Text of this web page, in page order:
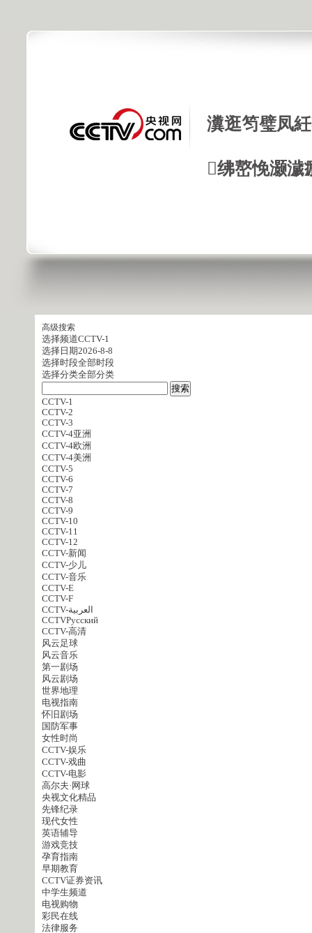
瀵逛笉璧凤
绋嶅悗灏
高级搜索
选择频道CCTV-1
选择日期2026-8-8
选择时段全部时段
选择分类全部分类
CCTV-1
CCTV-2
CCTV-3
CCTV-4亚洲
CCTV-4欧洲
CCTV-4美洲
CCTV-5
CCTV-6
CCTV-7
CCTV-8
CCTV-9
CCTV-10
CCTV-11
CCTV-12
CCTV-新闻
CCTV-少儿
CCTV-音乐
CCTV-E
CCTV-F
CCTV-العربية
CCTVPусский
CCTV-高清
风云足球
风云音乐
第一剧场
风云剧场
世界地理
电视指南
怀旧剧场
国防军事
女性时尚
CCTV-娱乐
CCTV-戏曲
CCTV-电影
高尔夫·网球
央视文化精品
先锋纪录
现代女性
英语辅导
游戏竞技
孕育指南
早期教育
CCTV证券资讯
中学生频道
电视购物
彩民在线
法律服务